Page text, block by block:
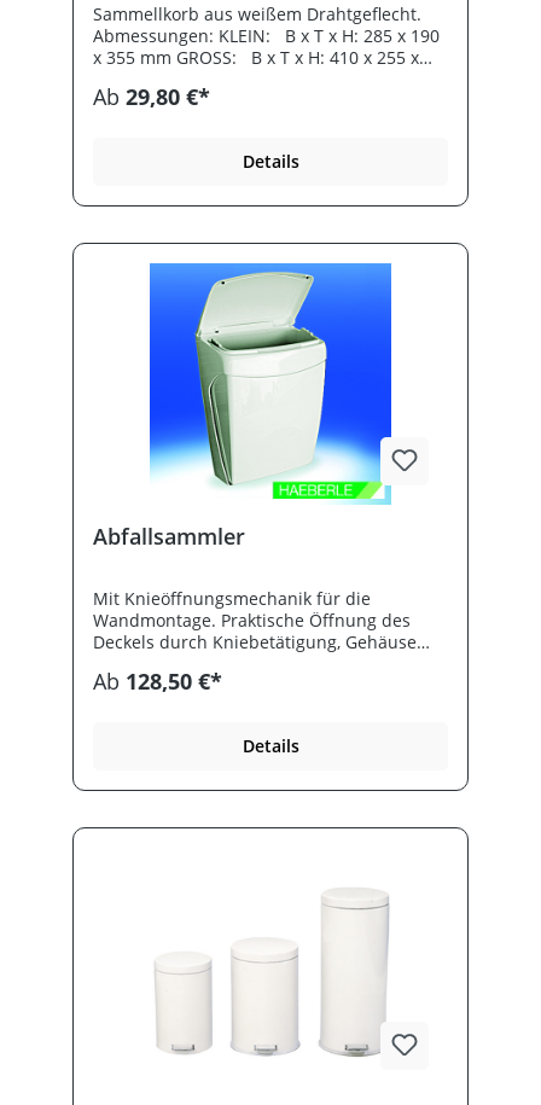
Sammellkorb aus weißem Drahtgeflecht.
Abmessungen: KLEIN: B x T x H: 285 x 190
x 355 mm GROSS: B x T x H: 410 x 255 x
Ab 29,80 €*
Details
Abfallsammler
Mit Knieöffnungsmechanik für die
Wandmontage. Praktische Öffnung des
Deckels durch Kniebetätigung, Gehäuse
Inkl. Befestigungsmaterial.
Ab 128,50 €*
Details